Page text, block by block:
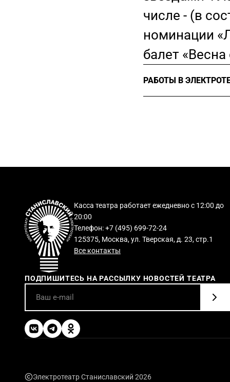
числе - (в
номинации
балет
РАБОТЫ В
Касса театра работает ежедневно с 12:00 до
20:00
Телефон: +7 (495) 699-72-24
125375, Москва, ул. Тверская, д. 23, стр.1
Все контакты
ПОДПИШИТЕСЬ НА РАССЫЛКУ НОВОСТЕЙ ТЕАТРА
Электротеатр Станиславский 2026